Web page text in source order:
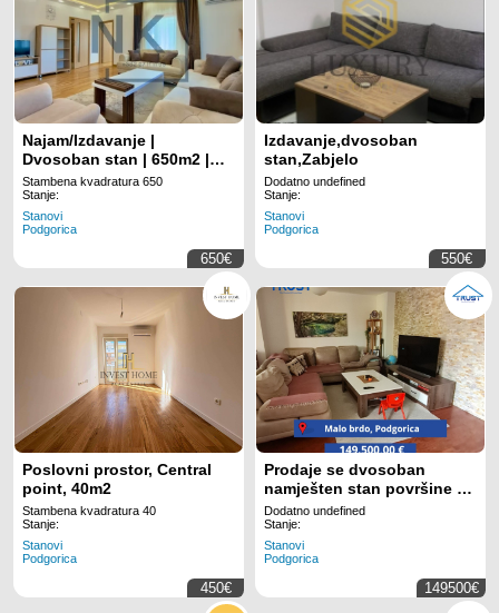
Najam/Izdavanje |
Dvosoban stan | 650m2 |
Podgorica, Centar
Stambena kvadratura 650
Stanje:
Stanovi
Podgorica
650€
Izdavanje,dvosoban
stan,Zabjelo
Dodatno undefined
Stanje:
Stanovi
Podgorica
550€
Poslovni prostor, Central
point, 40m2
Stambena kvadratura 40
Stanje:
Stanovi
Podgorica
450€
Prodaje se dvosoban
namješten stan površine 80
m!
Dodatno undefined
Stanje:
Stanovi
Podgorica
149500€